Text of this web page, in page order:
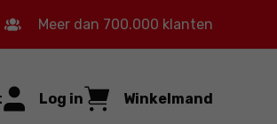
Meer dan 700.000 klanten
Log in Winkelmand